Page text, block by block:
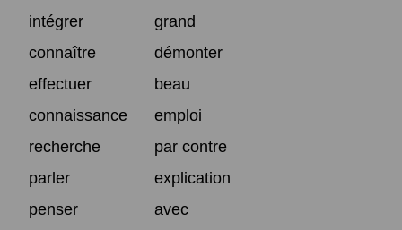
intégrer
grand
connaître
démonter
effectuer
beau
connaissance
emploi
recherche
par contre
parler
explication
penser
avec